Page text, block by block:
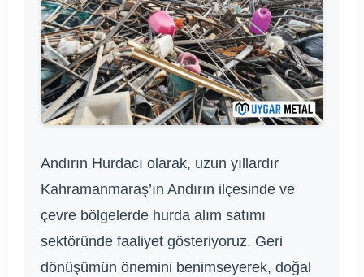
Andırın Hurdacı olarak, uzun yıllardır
Kahramanmaraş’ın Andırın ilçesinde ve
çevre bölgelerde hurda alım satımı
sektöründe faaliyet gösteriyoruz. Geri
dönüşümün önemini benimseyerek, doğal